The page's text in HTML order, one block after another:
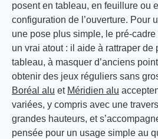
posent en tableau, en feuillure ou
configuration de l’ouverture. Pour
une pose plus simple, le pré-
un vrai atout : il aide à rattraper de
tableau, à masquer d’anciens
obtenir des jeux réguliers sans
Boréal alu et Méridien alu
variées, y compris avec une
grandes hauteurs, et
pensée pour un usage simple au